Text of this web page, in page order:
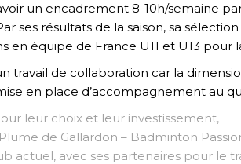
un encadrement 8-10h/semaine
ses résultats de la saison, sa
en équipe de France U11 et U13 pour
travail de collaboration car la
en place d’accompagnement au
leur choix et leur investissement,
de Gallardon – Badminton
actuel, avec ses partenaires pour